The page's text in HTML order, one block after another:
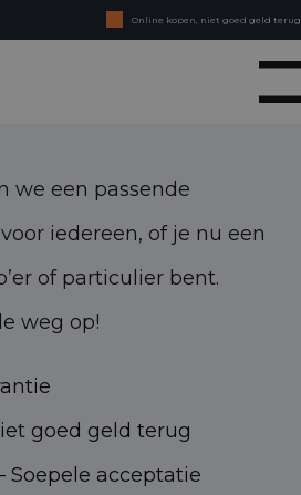
Online kopen, niet goed geld terug
Financial lease - Soepele acceptatie
we een passende
iedereen, of je nu een
of particulier bent.
weg op!
goed geld terug
Soepele acceptatie